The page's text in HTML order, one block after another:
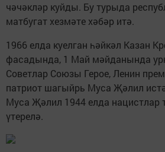
чәчәкләр куйды. Бу турыда
матбугат хезмәте хәбәр итә.
1966 елда куелган һәйкәл Казан
фасадында, 1 Май мәйданында
Советлар Союзы Герое, Ленин
патриот шагыйрь Муса Җәлил
Муса Җәлил 1944 елда нацистлар
үтерелә.